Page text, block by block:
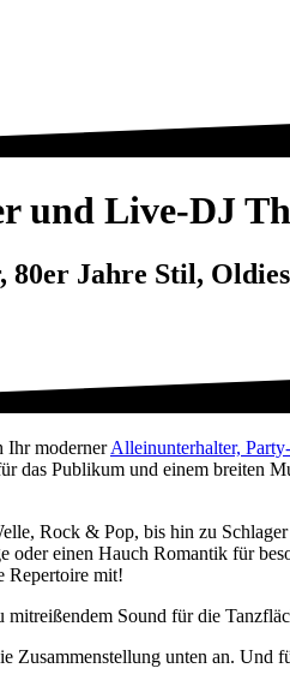
und Live-DJ
Jahre Stil,
Ihr modernerAlleinunterhalter,
das Publikum und einem breiten
Rock & Pop, bis hin zu
einen Hauch Romantik für
Repertoire mit!
Sound für die
Zusammenstellung unten an.